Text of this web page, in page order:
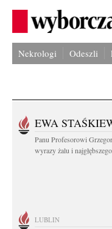
Nekrologi Odeszli
EWA
Panu Profesorowi
wyrazy żalu i
LUBLIN